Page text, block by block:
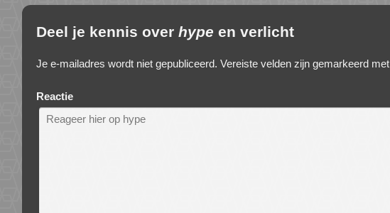
Deel je kennis over hype en verlicht
Je e-mailadres wordt niet gepubliceerd. Vereiste velden zijn gemarkeerd met
Reactie